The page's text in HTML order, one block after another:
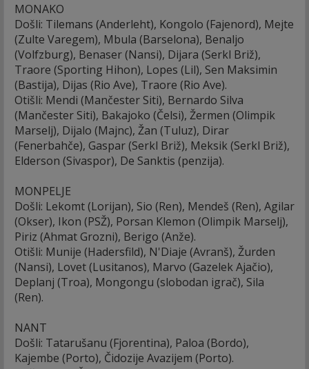
MONAKO
Došli: Tilemans (Anderleht), Kongolo (Fajenord), Mejte
(Zulte Varegem), Mbula (Barselona), Benaljo
(Volfzburg), Benaser (Nansi), Dijara (Serkl Briž),
Traore (Sporting Hihon), Lopes (Lil), Sen Maksimin
(Bastija), Dijas (Rio Ave), Traore (Rio Ave).
Otišli: Mendi (Mančester Siti), Bernardo Silva
(Mančester Siti), Bakajoko (Čelsi), Žermen (Olimpik
Marselj), Dijalo (Majnc), Žan (Tuluz), Dirar
(Fenerbahče), Gaspar (Serkl Briž), Meksik (Serkl Briž),
Elderson (Sivaspor), De Sanktis (penzija).
MONPELJE
Došli: Lekomt (Lorijan), Sio (Ren), Mendeš (Ren), Agilar
(Okser), Ikon (PSŽ), Porsan Klemon (Olimpik Marselj),
Piriz (Ahmat Grozni), Berigo (Anže).
Otišli: Munije (Hadersfild), N'Diaje (Avranš), Žurden
(Nansi), Lovet (Lusitanos), Marvo (Gazelek Ajačio),
Deplanj (Troa), Mongongu (slobodan igrač), Sila
(Ren).
NANT
Došli: Tatarušanu (Fjorentina), Paloa (Bordo),
Kajembe (Porto), Čidozije Avazijem (Porto).